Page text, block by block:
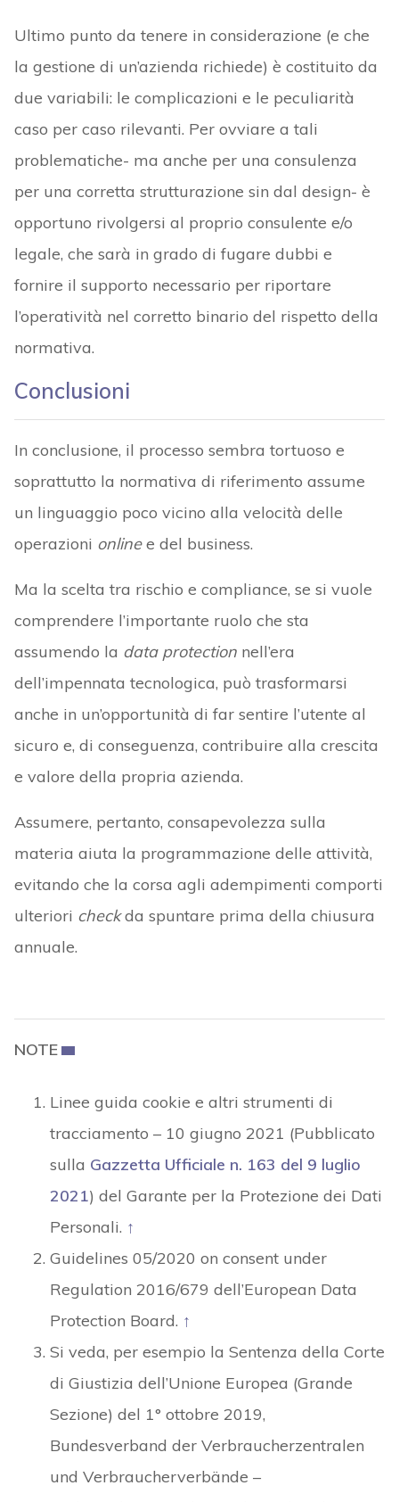
Ultimo punto da tenere in considerazione (e che
la gestione di un’azienda richiede) è costituito da
due variabili: le complicazioni e le peculiarità
caso per caso rilevanti. Per ovviare a tali
problematiche- ma anche per una consulenza
per una corretta strutturazione sin dal design- è
opportuno rivolgersi al proprio consulente e/o
legale, che sarà in grado di fugare dubbi e
fornire il supporto necessario per riportare
l’operatività nel corretto binario del rispetto della
normativa.
Conclusioni
In conclusione, il processo sembra tortuoso e
soprattutto la normativa di riferimento assume
un linguaggio poco vicino alla velocità delle
operazioni onlinee del business.
Ma la scelta tra rischio e compliance, se si vuole
comprendere l’importante ruolo che sta
assumendo la data protectionnell’era
dell’impennata tecnologica, può trasformarsi
anche in un’opportunità di far sentire l’utente al
sicuro e, di conseguenza, contribuire alla crescita
e valore della propria azienda.
Assumere, pertanto, consapevolezza sulla
materia aiuta la programmazione delle attività,
evitando che la corsa agli adempimenti comporti
ulteriori checkda spuntare prima della chiusura
annuale.
NOTE
Linee guida cookie e altri strumenti di
tracciamento – 10 giugno 2021 (Pubblicato
sulla Gazzetta Ufficiale n. 163 del 9 luglio
2021) del Garante per la Protezione dei Dati
Personali. ↑
Guidelines 05/2020 on consent under
Regulation 2016/679 dell’European Data
Protection Board. ↑
Si veda, per esempio la Sentenza della Corte
di Giustizia dell’Unione Europea (Grande
Sezione) del 1° ottobre 2019,
Bundesverband der Verbraucherzentralen
und Verbraucherverbände –